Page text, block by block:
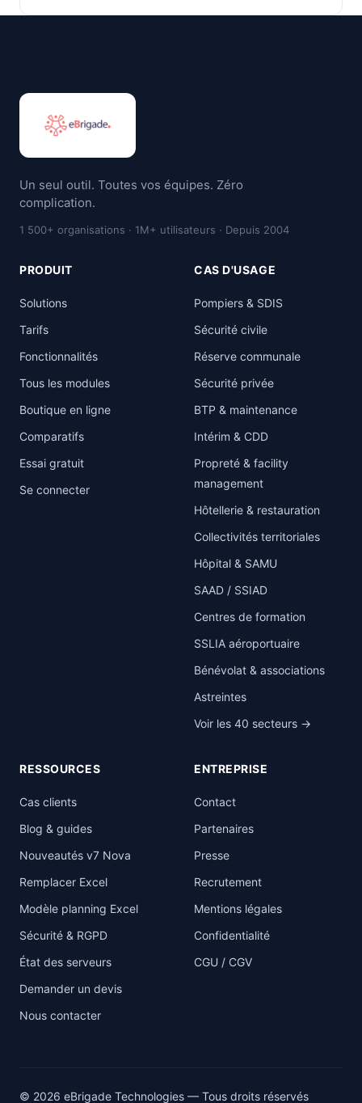
Un seul outil. Toutes vos équipes. Zéro
complication.
1 500+ organisations · 1M+ utilisateurs · Depuis 2004
PRODUIT
Solutions
Tarifs
Fonctionnalités
Tous les modules
Boutique en ligne
Comparatifs
Essai gratuit
Se connecter
CAS D'USAGE
Pompiers & SDIS
Sécurité civile
Réserve communale
Sécurité privée
BTP & maintenance
Intérim & CDD
Propreté & facility
management
Hôtellerie & restauration
Collectivités territoriales
Hôpital & SAMU
SAAD / SSIAD
Centres de formation
SSLIA aéroportuaire
Bénévolat & associations
Astreintes
Voir les 40 secteurs →
RESSOURCES
Cas clients
Blog & guides
Nouveautés v7 Nova
Remplacer Excel
Modèle planning Excel
Sécurité & RGPD
État des serveurs
Demander un devis
Nous contacter
ENTREPRISE
Contact
Partenaires
Presse
Recrutement
Mentions légales
Confidentialité
CGU / CGV
© 2026 eBrigade Technologies — Tous droits réservés